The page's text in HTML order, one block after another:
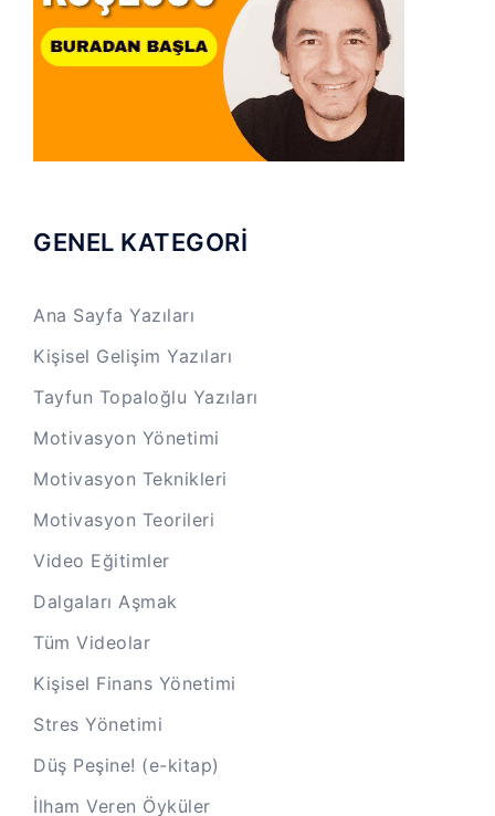
GENEL KATEGORİ
Ana Sayfa Yazıları
Kişisel Gelişim Yazıları
Tayfun Topaloğlu Yazıları
Motivasyon Yönetimi
Motivasyon Teknikleri
Motivasyon Teorileri
Video Eğitimler
Dalgaları Aşmak
Tüm Videolar
Kişisel Finans Yönetimi
Stres Yönetimi
Düş Peşine! (e-kitap)
İlham Veren Öyküler